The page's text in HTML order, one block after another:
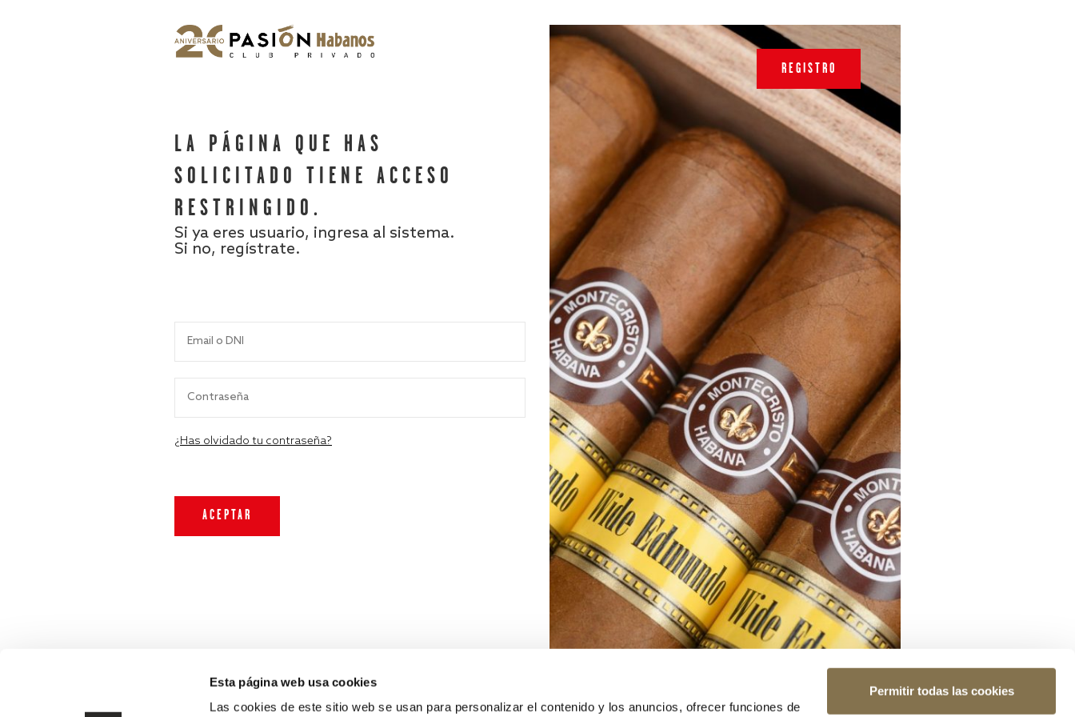
Esta página web usa cookies
Las cookies de este sitio web se usan para personalizar el contenido y los anuncios, ofrecer funciones de
Permitir todas las cookies
LA PÁGINA QUE HAS
SOLICITADO TIENE ACCESO
RESTRINGIDO.
Si ya eres usuario, ingresa al sistema.
Si no, regístrate.
¿Has olvidado tu contraseña?
REGISTRO